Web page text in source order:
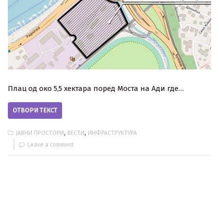
Плац од око 5,5 хектара поред Моста на Ади где…
ОТВОРИ ТЕКСТ
ЈАВНИ ПРОСТОРИ, ВЕСТИ, ИНФРАСТРУКТУРА
Leave a comment